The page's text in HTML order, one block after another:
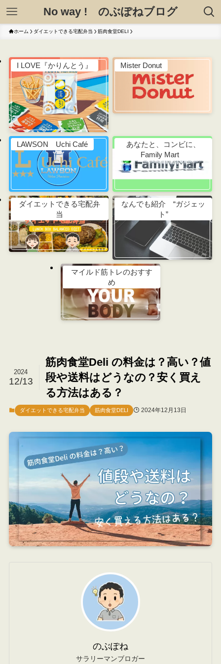
No way ! のぶぽねブログ
ホーム ダイエットできる宅配弁当 筋肉食堂DELI
I LOVE『かりんとう』 Mister Donut
LAWSON Uchi Café
あなたと、コンビに、
Family Mart
ダイエットできる宅配弁
当
なんでも紹介 “ガジェッ
ト”
マイルド筋トレのおすす
め
筋肉食堂Deli の料金は？高い？値
段や送料はどうなの？安く買え
る方法はある？
2024
12/13
ダイエットできる宅配弁当 筋肉食堂DELI 2024年12月13日
のぶぽね
サラリーマンブロガー